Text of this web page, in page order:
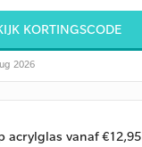
KORTINGSCODE
2026
acrylglas vanaf €12,95